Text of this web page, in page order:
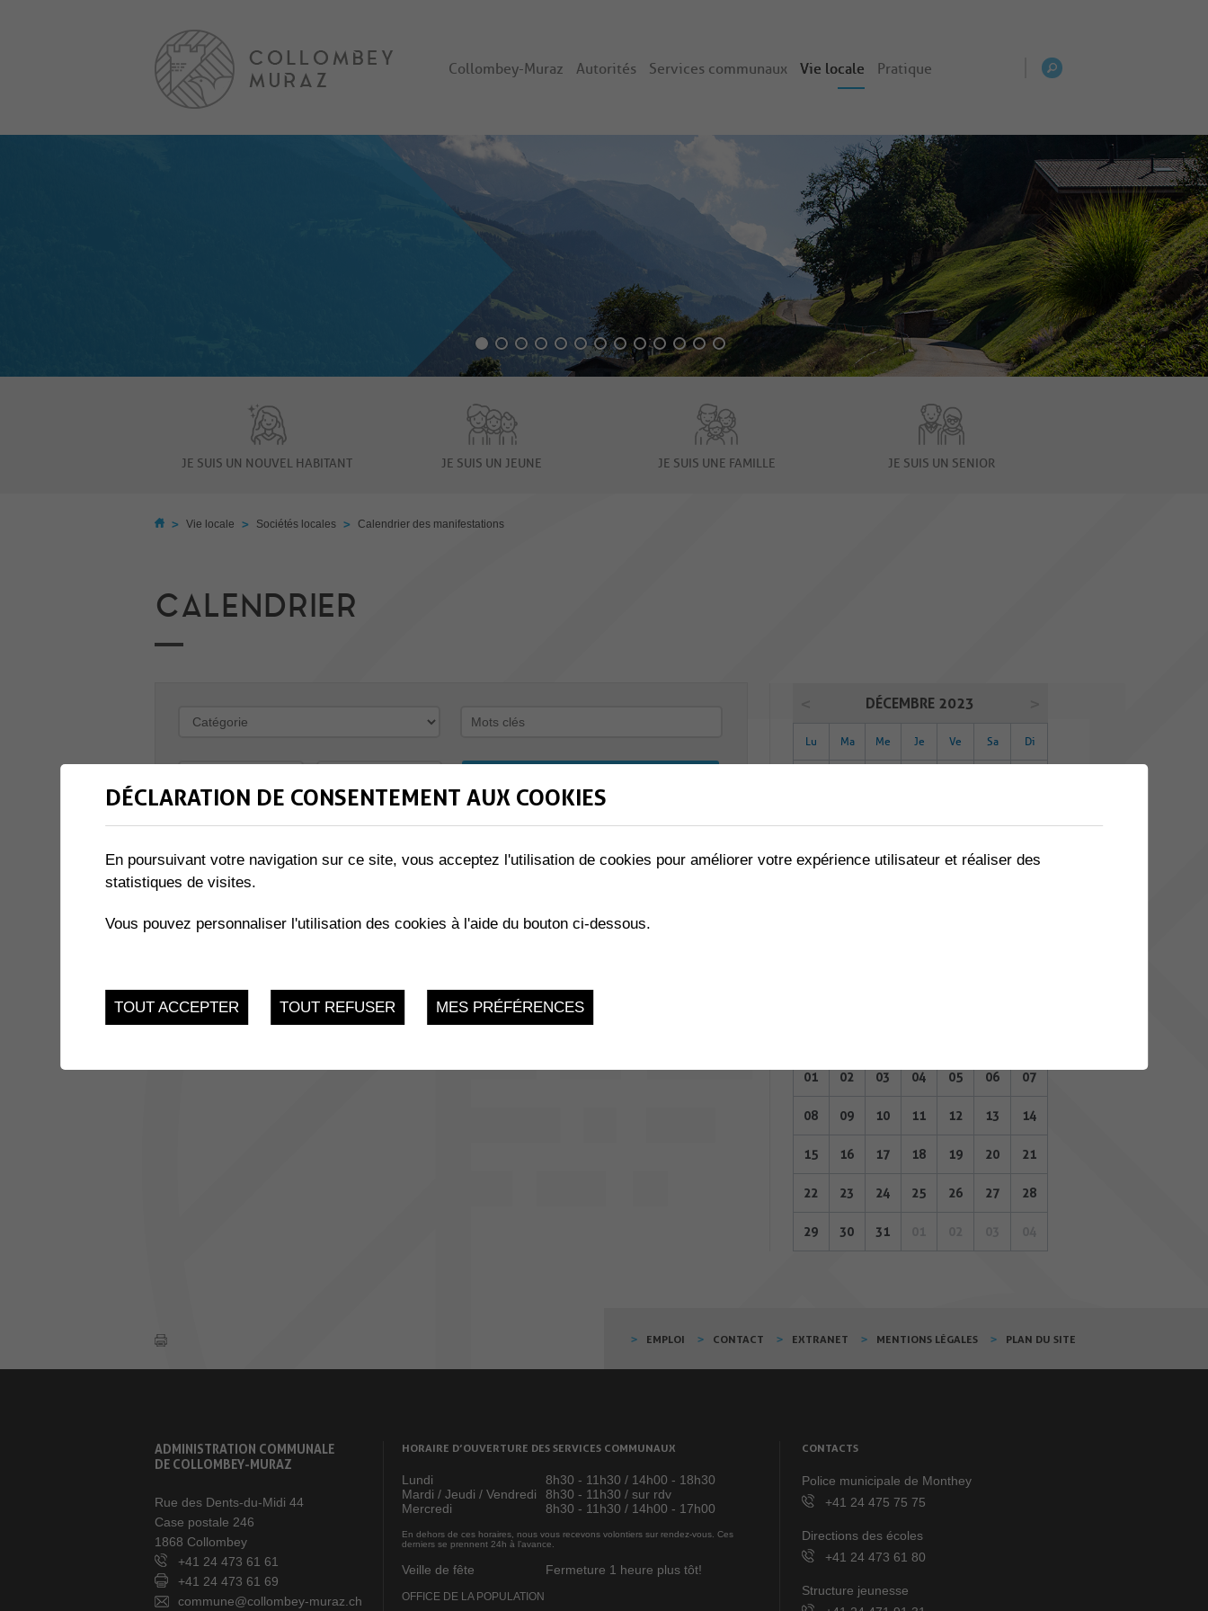
Collombey-Muraz Autorités Services communaux Vie locale Pratique
JE SUIS UN NOUVEL HABITANT JE SUIS UN JEUNE JE SUIS UNE FAMILLE JE SUIS UN SENIOR
> Vie locale > Sociétés locales > Calendrier des manifestations
CALENDRIER
JUSQU'AU
17
EXPOSITION « LE MIEL ET LES ABEILLES »
du 21.11.2022 au 17.02.2023
DÉCEMBRE 2023
Lu Ma Me Je Ve Sa Di
11 12 13 14 15 16 17
01 02 03 04 05 06 07
08 09 10 11 12 13 14
15 16 17 18 19 20 21
22 23 24 25 26 27 28
29 30 31
EMPLOI CONTACT EXTRANET MENTIONS LÉGALES PLAN DU SITE
ADMINISTRATION COMMUNALE
DE COLLOMBEY-MURAZ
Rue des Dents-du-Midi 44
Case postale 246
1868 Collombey
+41 24 473 61 61
+41 24 473 61 69
commune@collombey-muraz.ch
HORAIRE D’OUVERTURE DES SERVICES COMMUNAUX
Lundi
8h30 - 11h30 / 14h00 - 18h30
Mardi / Jeudi / Vendredi
8h30 - 11h30 / sur rdv
Mercredi
8h30 - 11h30 / 14h00 - 17h00
En dehors de ces horaires, nous vous recevons volontiers sur rendez-vous. Ces
derniers se prennent 24h à l’avance.
Veille de fête Fermeture 1 heure plus tôt!
OFFICE DE LA POPULATION
CONTACTS
Police municipale de Monthey
+41 24 475 75 75
Directions des écoles
+41 24 473 61 80
Structure jeunesse
DÉCLARATION DE CONSENTEMENT AUX COOKIES
En poursuivant votre navigation sur ce site, vous acceptez l'utilisation de cookies pour améliorer votre expérience utilisateur et réaliser des
statistiques de visites.
Vous pouvez personnaliser l'utilisation des cookies à l'aide du bouton ci-dessous.
TOUT ACCEPTER TOUT REFUSER MES PRÉFÉRENCES